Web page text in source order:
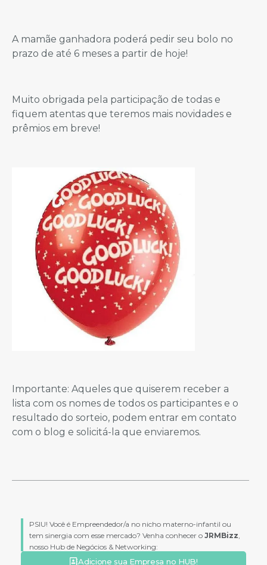
A mamãe ganhadora poderá pedir seu bolo no
prazo de até 6 meses a partir de hoje!
Muito obrigada pela participação de todas e
fiquem atentas que teremos mais novidades e
prêmios em breve!
Importante: Aqueles que quiserem receber a
lista com os nomes de todos os participantes e o
resultado do sorteio, podem entrar em contato
com o blog e solicitá-la que enviaremos.
PSIU! Você é Empreendedor/a no nicho materno-infantil ou
tem sinergia com esse mercado? Venha conhecer o JRMBizz,
nosso Hub de Negócios & Networking:
Adicione sua Empresa no HUB!